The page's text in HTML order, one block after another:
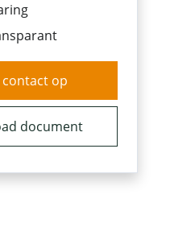
contact op
document